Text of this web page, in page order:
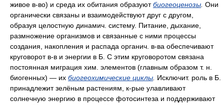
живое в-во) и среда их обитания образуютбиогеоценозы Они
органически связаны и взаимодействуют друг с другом,
образуя целостную динамич. систему. Питание, дыхание,
размножение организмов и связанные с ними процессы
создания, накопления и распада органич. в-ва обеспечивают
круговорот в-в и энергии в Б. С этим круговоротом связана
постоянная миграция хим. элементов (главным образом т. н.
биогенных) — их биогеохимические циклы Исключит. роль в Б.
принадлежит зелёным растениям, к-рые улавливают
солнечную энергию в процессе фотосинтеза и поддерживают